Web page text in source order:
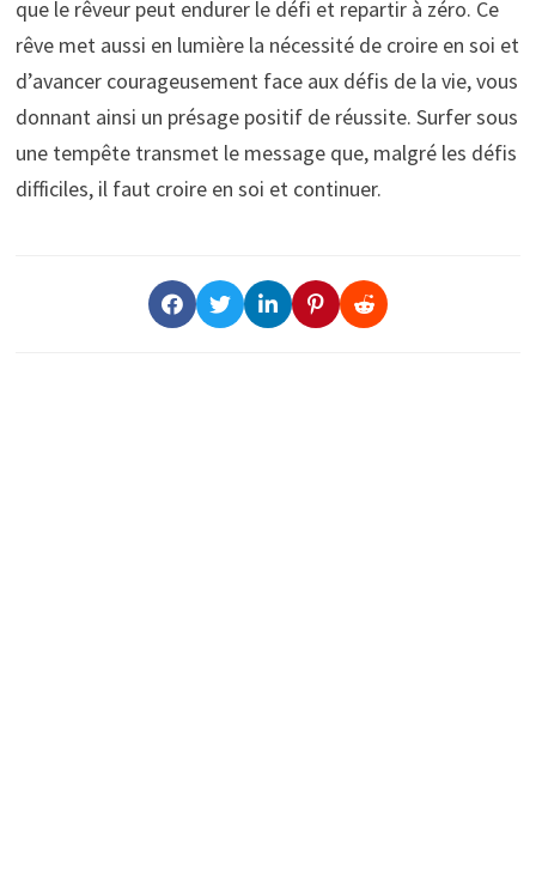
que le rêveur peut endurer le défi et repartir à zéro. Ce
rêve met aussi en lumière la nécessité de croire en soi et
d’avancer courageusement face aux défis de la vie, vous
donnant ainsi un présage positif de réussite. Surfer sous
une tempête transmet le message que, malgré les défis
difficiles, il faut croire en soi et continuer.